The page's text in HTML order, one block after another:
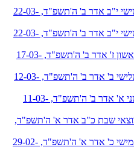
לחץ להאזנה לשעור מיום שישי י"ב אדר ב' ה'תשפ"ד, 22-03-
לחץ להאזנה לשעור מיום שישי י"ב אדר ב' ה'תשפ"ד, 22-03-
לחץ להאזנה לשעור מיום ראשון ז' אדר ב' ה'תשפ"ד, 17-03-
לחץ להאזנה לשעור מיום שלישי ב' אדר ב' ה'תשפ"ד, 12-03-
לחץ להאזנה לשעור מיום שני א' אדר ב' ה'תשפ"ד, 11-03-
שבת כ"ב אדר א' ה'תשפ"ד,
לחץ להאזנה לשעור מיום חמישי כ' אדר א' ה'תשפ"ד, 29-02-